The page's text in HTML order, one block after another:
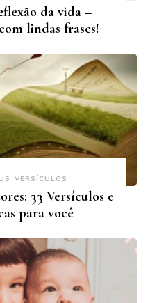
da vida –
lindas frases!
VERSÍCULOS
33 Versículos e
para você